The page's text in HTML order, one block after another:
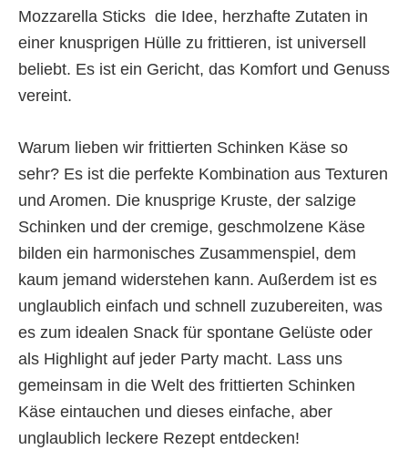
Mozzarella Sticks  die Idee, herzhafte Zutaten in
einer knusprigen Hülle zu frittieren, ist universell
beliebt. Es ist ein Gericht, das Komfort und Genuss
vereint.
Warum lieben wir frittierten Schinken Käse so
sehr? Es ist die perfekte Kombination aus Texturen
und Aromen. Die knusprige Kruste, der salzige
Schinken und der cremige, geschmolzene Käse
bilden ein harmonisches Zusammenspiel, dem
kaum jemand widerstehen kann. Außerdem ist es
unglaublich einfach und schnell zuzubereiten, was
es zum idealen Snack für spontane Gelüste oder
als Highlight auf jeder Party macht. Lass uns
gemeinsam in die Welt des frittierten Schinken
Käse eintauchen und dieses einfache, aber
unglaublich leckere Rezept entdecken!